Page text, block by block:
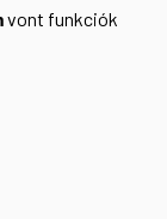
vont funkciók